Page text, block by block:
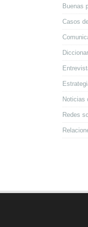
Buenas
Casos
Noticias
Redes